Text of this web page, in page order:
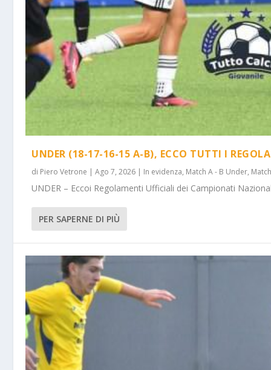
UNDER (18-17-16-15 A-B), ECCO TUTTI I
di Piero Vetrone |Ago 7, 2026 | In evidenza, Match A - B Under,
UNDER – Eccoi Regolamenti Ufficiali dei Campionati
PER SAPERNE DI PIÙ